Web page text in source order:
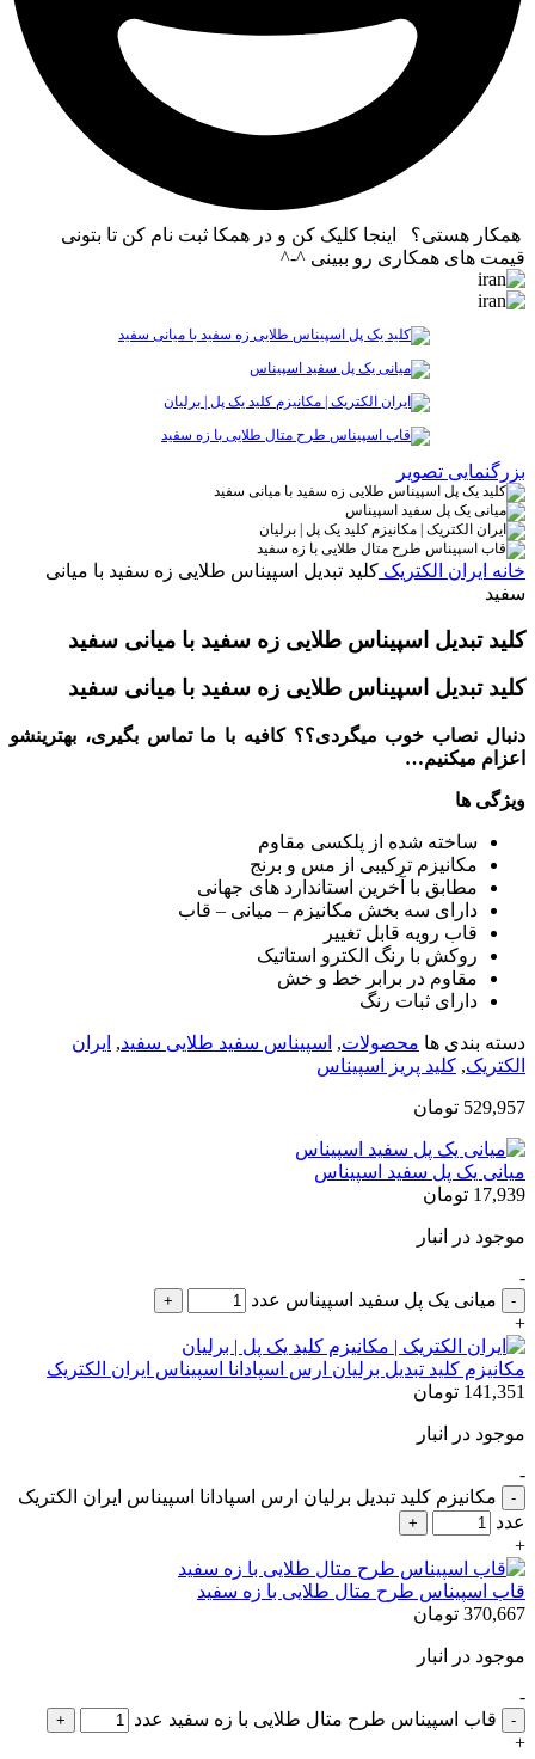
همکار هستی؟ اینجا کلیک کن و در همکا ثبت نام کن تا بتونی
قیمت های همکاری رو ببینی ^-^
بزرگنمایی تصویر
خانه ایران الکتریک کلید تبدیل اسپیناس طلایی زه سفید با میانی
سفید
کلید تبدیل اسپیناس طلایی زه سفید با میانی سفید
کلید تبدیل اسپیناس طلایی زه سفید با میانی سفید
دنبال نصاب خوب میگردی؟؟ کافیه با ما تماس بگیری، بهترینشو
اعزام میکنیم…
ویژگی ها
ساخته شده از پلکسی مقاوم
مکانیزم ترکیبی از مس و برنج
مطابق با آخرین استاندارد های جهانی
دارای سه بخش مکانیزم – میانی – قاب
قاب رویه قابل تغییر
روکش با رنگ الکترو استاتیک
مقاوم در برابر خط و خش
دارای ثبات رنگ
دسته بندی ها محصولات, اسپیناس سفید طلایی سفید, ایران
الکتریک, کلید پریز اسپیناس
529,957 تومان
میانی یک پل سفید اسپیناس
17,939 تومان
موجود در انبار
-
میانی یک پل سفید اسپیناس عدد
+
مکانیزم کلید تبدیل برلیان ارس اسپادانا اسپیناس ایران الکتریک
141,351 تومان
موجود در انبار
-
مکانیزم کلید تبدیل برلیان ارس اسپادانا اسپیناس ایران الکتریک
عدد
+
قاب اسپیناس طرح متال طلایی با زه سفيد
370,667 تومان
موجود در انبار
-
قاب اسپیناس طرح متال طلایی با زه سفيد عدد
+